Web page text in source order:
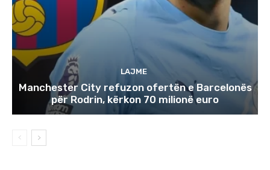
LAJME
Manchester City refuzon ofertën e Barcelonës
për Rodrin, kërkon 70 milionë euro